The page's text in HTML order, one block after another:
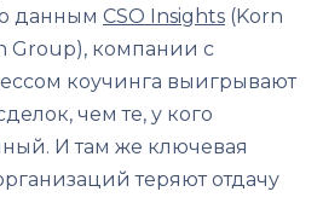
данным CSO Insights (Korn
Group), компании с
коучинга выигрывают
чем те, у кого
И там же ключевая
теряют отдачу